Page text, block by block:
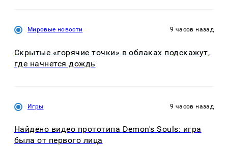
Мировые новости 9 часов назад
Скрытые «горячие точки» в облаках подскажут,
где начнется дождь
Игры 9 часов назад
Найдено видео прототипа Demon's Souls: игра
была от первого лица